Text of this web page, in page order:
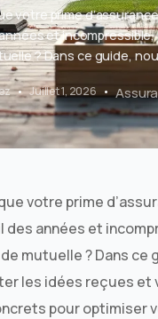
votre prime
et incompressible,
? Dans ce guide,
Juillet 1, 2026
votre prime
des années et
mutuelle ? Dans ce
les idées reçues et
pour optimiser